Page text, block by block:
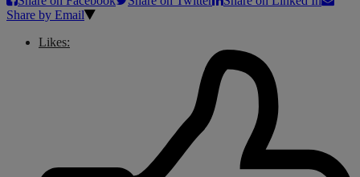
Share by Email
Likes: